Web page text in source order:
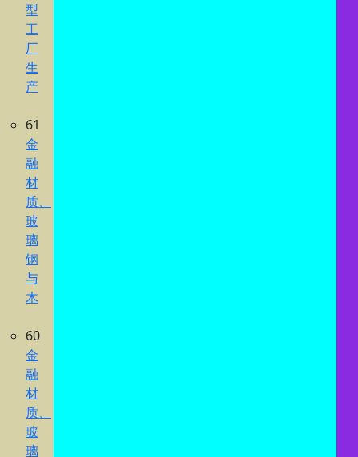
型
工
厂
生
产
61
金
融
材
质、
玻
璃
钢
与
木
60
金
融
材
质、
玻
璃